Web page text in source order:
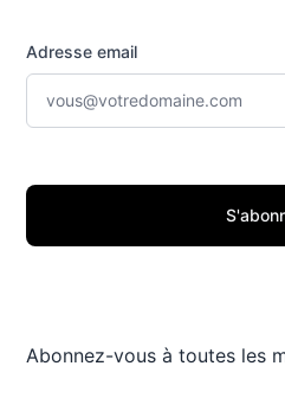
Adresse email
Abonnez-vous à toutes les